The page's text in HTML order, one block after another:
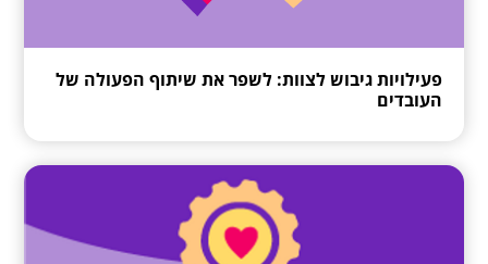
פעילויות גיבוש לצוות: לשפר את שיתוף הפעולה של
העובדים